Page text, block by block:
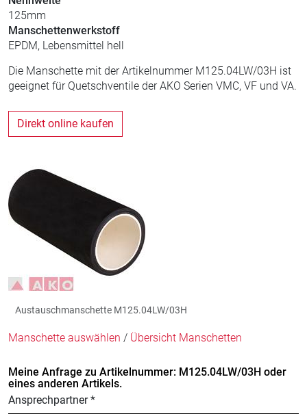
125mm
Manschettenwerkstoff
EPDM, Lebensmittel hell
Die Manschette mit der Artikelnummer M125.04LW/03H ist
geeignet für Quetschventile der AKO Serien VMC, VF und VA.
Direkt online kaufen
Austauschmanschette M125.04LW/03H
Manschette auswählen / Übersicht Manschetten
Meine Anfrage zu Artikelnummer: M125.04LW/03H oder
eines anderen Artikels.
Ansprechpartner *